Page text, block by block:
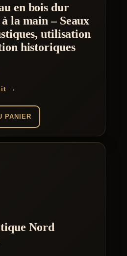
en bois dur
la main – Seaux
utilisation
historiques
→
PANIER
Nord